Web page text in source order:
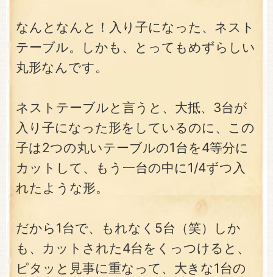
なんとなんと！入り子になった、ネスト
テーブル。しかも、とってもめずらしい
丸形なんです。
ネストテーブルと言うと、大抵、3台が
入り子になった形をしているのに、この
子は2つの丸いテーブルの1台を4等分に
カットして、もう一台の中に1/4ずつ入
れたような形。
だから1台で、もれなく5台（笑）しか
も、カットされた4台をくっつけると、
ピタッと見事に重なって、大きな1台の